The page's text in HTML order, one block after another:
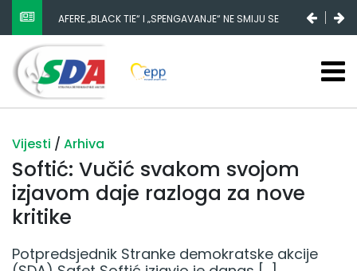
AFERE „BLACK TIE“ I „SPENGAVANJE“ NE SMIJU SE
ZATAŠKATI
Vijesti / Arhiva
Softić: Vučić svakom svojom
izjavom daje razloga za nove
kritike
Potpredsjednik Stranke demokratske akcije